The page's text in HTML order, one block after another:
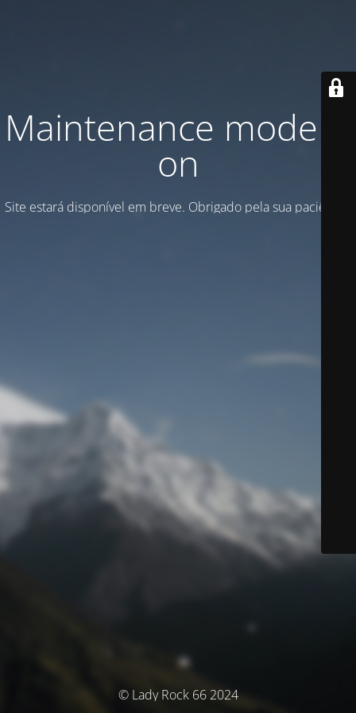
Maintenance mode is
on
Site estará disponível em breve. Obrigado pela sua paciência!
© Lady Rock 66 2024